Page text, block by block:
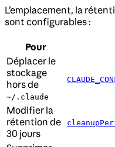
L’emplacement, la
sont configurables :
Pour
Déplacer le
stockage
hors de
~/.claude
Modifier la
rétention de
30 jours